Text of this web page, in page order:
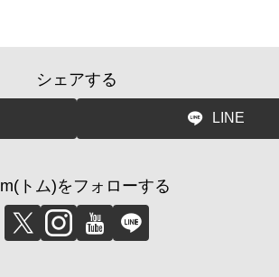
シェアする
LINE
トム)をフォローする